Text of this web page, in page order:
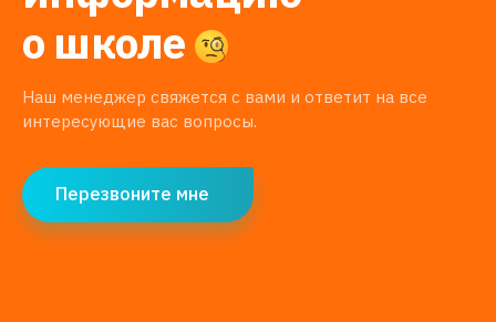
о школе
Наш менеджер свяжется с вами и ответит на все
интересующие вас вопросы.
Перезвоните мне